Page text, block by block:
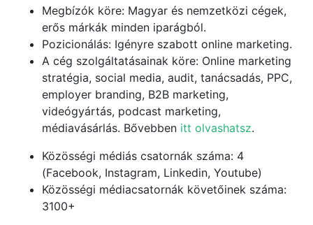
Megbízók köre: Magyar és nemzetközi cégek,
erős márkák minden iparágból.
Pozicionálás: Igényre szabott online marketing.
A cég szolgáltatásainak köre: Online marketing
stratégia, social media, audit, tanácsadás, PPC,
employer branding, B2B marketing,
videógyártás, podcast marketing,
médiavásárlás. Bővebben itt olvashatsz.
Közösségi médiás csatornák száma: 4
(Facebook, Instagram, Linkedin, Youtube)
Közösségi médiacsatornák követőinek száma:
3100+